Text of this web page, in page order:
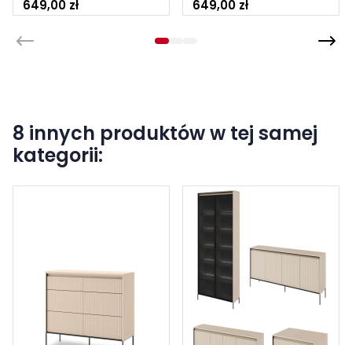
649,00 zł 649,00 zł
8 innych produktów w tej samej
kategorii: